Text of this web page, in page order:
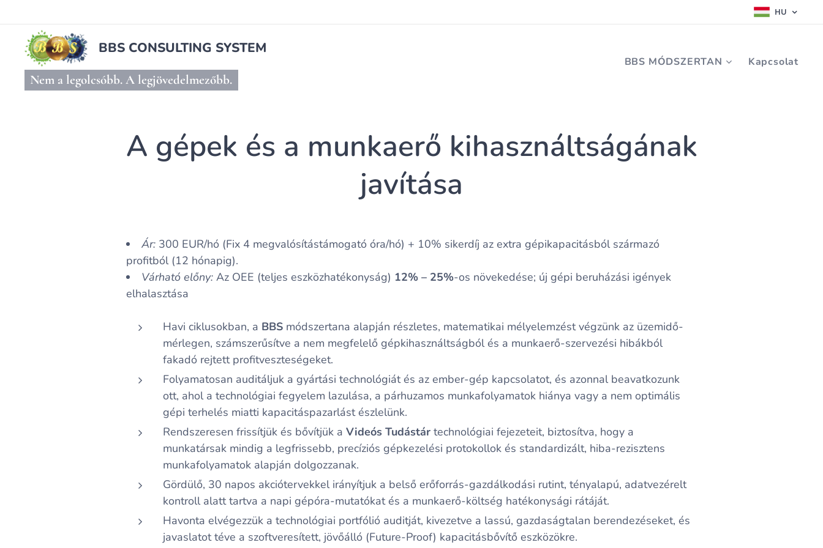
HU
BBS CONSULTING SYSTEM
Nem a legolcsóbb. A legjövedelmezőbb.
BBS MÓDSZERTAN Kapcsolat
A gépek és a munkaerő kihasználtságának
javítása
Ár:300 EUR/hó (Fix 4 megvalósítástámogató óra/hó) + 10% sikerdíj az extra gépikapacitásból származó
profitból (12 hónapig).
Várható előny:Az OEE (teljes eszközhatékonyság) 12% – 25%-os növekedése; új gépi beruházási igények
elhalasztása
Havi ciklusokban, a BBS módszertana alapján részletes, matematikai mélyelemzést végzünk az üzemidő-
mérlegen, számszerűsítve a nem megfelelő gépkihasználtságból és a munkaerő-szervezési hibákból
fakadó rejtett profitveszteségeket.
Folyamatosan auditáljuk a gyártási technológiát és az ember-gép kapcsolatot, és azonnal beavatkozunk
ott, ahol a technológiai fegyelem lazulása, a párhuzamos munkafolyamatok hiánya vagy a nem optimális
gépi terhelés miatti kapacitáspazarlást észlelünk.
Rendszeresen frissítjük és bővítjük a Videós Tudástártechnológiai fejezeteit, biztosítva, hogy a
munkatársak mindig a legfrissebb, precíziós gépkezelési protokollok és standardizált, hiba-rezisztens
munkafolyamatok alapján dolgozzanak.
Gördülő, 30 napos akciótervekkel irányítjuk a belső erőforrás-gazdálkodási rutint, tényalapú, adatvezérelt
kontroll alatt tartva a napi gépóra-mutatókat és a munkaerő-költség hatékonysági rátáját.
Havonta elvégezzük a technológiai portfólió auditját, kivezetve a lassú, gazdaságtalan berendezéseket, és
javaslatot téve a szoftveresített, jövőálló (Future-Proof) kapacitásbővítő eszközökre.